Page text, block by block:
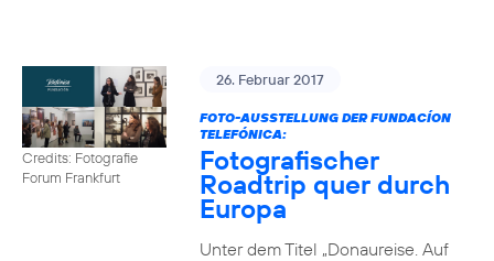
Credits: Fotografie
Forum Frankfurt
26. Februar 2017
FOTO-AUSSTELLUNG DER FUNDACÍON
TELEFÓNICA:
Fotografischer
Roadtrip quer durch
Europa
Unter dem Titel „Donaureise. Auf